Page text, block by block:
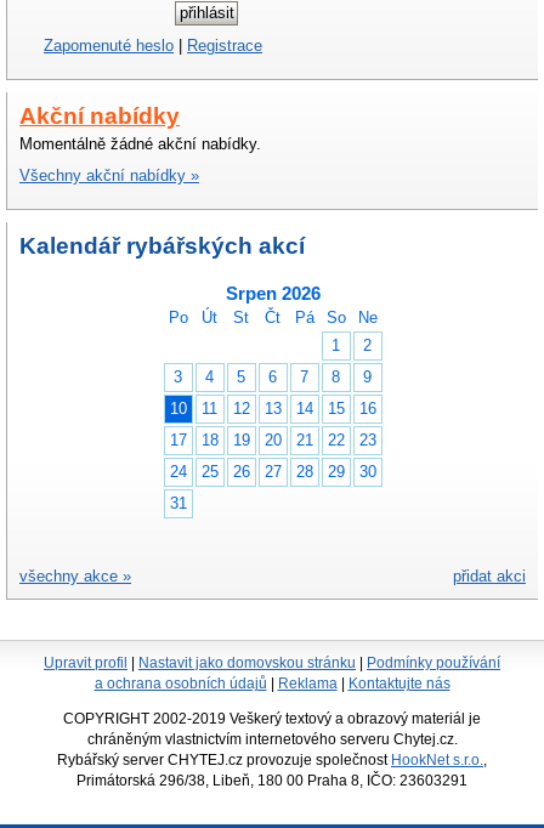
Zapomenuté heslo | Registrace
Akční nabídky
Momentálně žádné akční nabídky.
Všechny akční nabídky »
Kalendář rybářských akcí
Srpen 2026
Po Út St Čt Pá So
Ne
1
2
3
4 5 6 7 8
9
10
11 12 13 14 15
16
17
18 19 20 21 22
23
24
25 26 27 28 29
30
31
přidat akci
všechny akce »
Upravit profil Nastavit jako domovskou stránku
Podmínky používání
a ochrana osobních údajů
Reklama| Kontaktujte nás
COPYRIGHT 2002-2019 Veškerý textový a obrazový materiál je
chráněným vlastnictvím internetového serveru Chytej.cz.
Rybářský server CHYTEJ.cz provozuje společnost HookNet s.r.o.
Primátorská 296/38, Libeň, 180 00 Praha 8, IČO: 23603291